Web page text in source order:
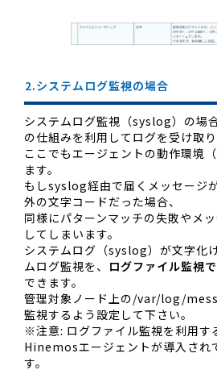
2.システムログ監視の場合
システムログ監視（syslog）の場
の仕組みを利用してログを受け取り
ここでもエージェントの動作環境
ます。
もしsyslog経由で届くメッセージ
外の文字コードだった場合、
同様にパターンマッチの失敗やメ
してしまいます。
システムログ（syslog）が文字化
ムログ監視を、 ログファイル監視
できます。
管理対象ノード上の/var/log/
監視するよう設定して下さい。
※注意: ログファイル監視を利用す
Hinemosエージェントが導入され
す。